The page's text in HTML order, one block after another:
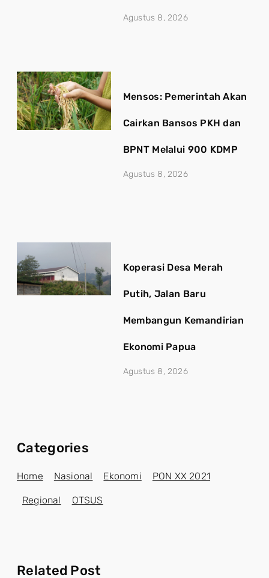
Agustus 8, 2026
Mensos: Pemerintah Akan
Cairkan Bansos PKH dan
BPNT Melalui 900 KDMP
Agustus 8, 2026
Koperasi Desa Merah
Putih, Jalan Baru
Membangun Kemandirian
Ekonomi Papua
Agustus 8, 2026
Categories
Home Nasional Ekonomi PON XX 2021
Regional OTSUS
Related Post